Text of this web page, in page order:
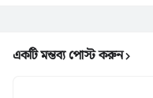
একটি মন্তব্য পোস্ট করুন